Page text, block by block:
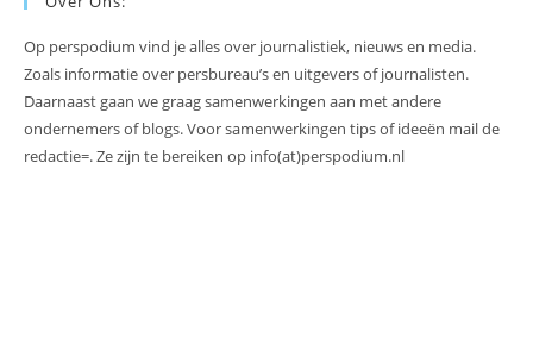
Op perspodium vind je alles over journalistiek, nieuws en media.
Zoals informatie over persbureau’s en uitgevers of journalisten.
Daarnaast gaan we graag samenwerkingen aan met andere
ondernemers of blogs. Voor samenwerkingen tips of ideeën mail de
redactie=. Ze zijn te bereiken op info(at)perspodium.nl